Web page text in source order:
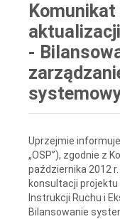
-
Uprzejmie
„OSP”), zgodnie z
października 2012
konsultacji
Instrukcji Ruchu i
Bilansowanie